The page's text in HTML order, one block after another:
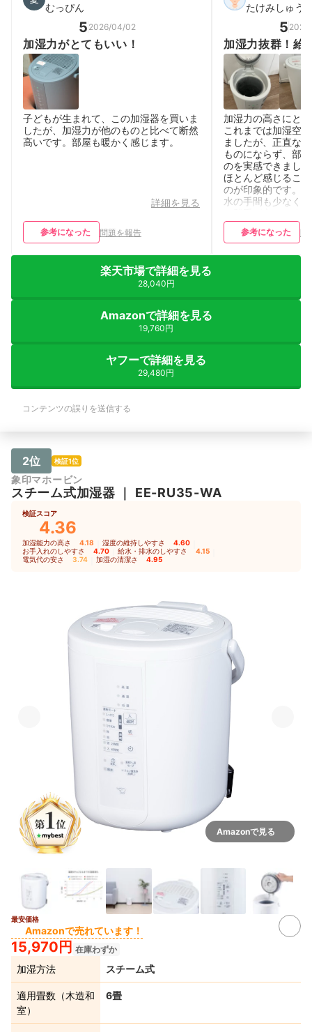
むっぴん
5 2026/04/02
加湿力がとてもいい！
子どもが生まれて、この加湿器を買いま
したが、加湿力が他のものと比べて断然
高いです。部屋も暖かく感じます。
詳細を見る
参考になった 問題を報告
たけみしゅう
5
加湿力抜群！給
加湿力の高さにと
これまでは加湿空
ましたが、正直な
ものにならず、部
のを実感できまし
ほとんど感じるこ
のが印象的です。
水の手間も少なく
ってスチーム式の
く、清潔に保ちや
になりますが、そ
参考になった
楽天市場で詳細を見る
28,040円
Amazonで詳細を見る
19,760円
ヤフーで詳細を見る
29,480円
コンテンツの誤りを送信する
2位 検証1位
象印マホービン
スチーム式加湿器 ｜ EE-RU35-WA
検証スコア
4.36
加湿能力の高さ 4.18 湿度の維持しやすさ 4.60
お手入れのしやすさ 4.70 給水・排水のしやすさ 4.15
電気代の安さ 3.74 加湿の清潔さ 4.95
Amazonで見る
最安価格
Amazonで売れています！
15,970円 在庫わずか
加湿方法 スチーム式
適用畳数（木造和
室）
6畳